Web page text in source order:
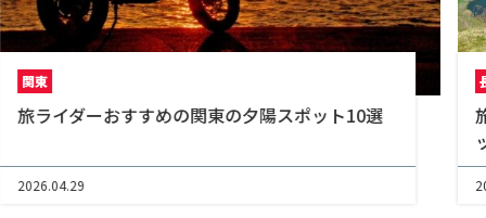
長野県
旅ライダーおすすめの信州ツーリング穴場スポ
2026.06.26